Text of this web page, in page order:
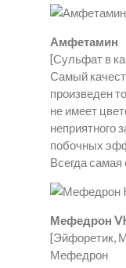
Амфетамин
[Сульфат в
Самый
произведен
не имеет
неприятного
побочных
Всегда
Мефедрон
[Эйфоретик,
Мефедрон